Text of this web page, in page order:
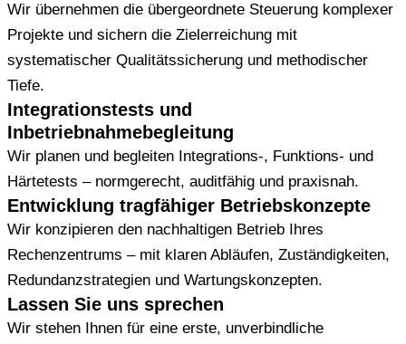
Wir übernehmen die übergeordnete Steuerung komplexer
Projekte und sichern die Zielerreichung mit
systematischer Qualitätssicherung und methodischer
Tiefe.
Integrationstests und
Inbetriebnahmebegleitung
Wir planen und begleiten Integrations-, Funktions- und
Härtetests – normgerecht, auditfähig und praxisnah.
Entwicklung tragfähiger Betriebskonzepte
Wir konzipieren den nachhaltigen Betrieb Ihres
Rechenzentrums – mit klaren Abläufen, Zuständigkeiten,
Redundanzstrategien und Wartungskonzepten.
Lassen Sie uns sprechen
Wir stehen Ihnen für eine erste, unverbindliche